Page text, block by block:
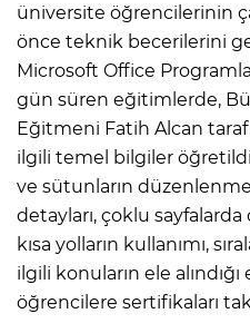
üniversite öğrencilerinin
önce teknik becerilerini
Microsoft Office
gün süren eğitimlerde,
Eğitmeni Fatih Alcan
ilgili temel bilgiler öğretildi.
ve sütunların
detayları, çoklu
kısa yolların kullanımı,
ilgili konuların ele
öğrencilere sertifikaları